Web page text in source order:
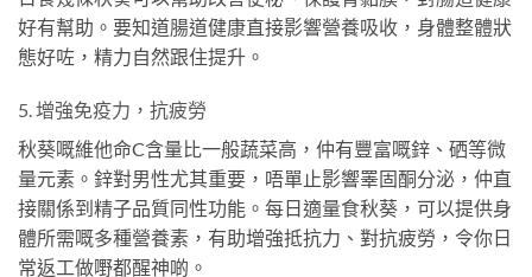
好有幫助。要知道腸道健康直接影響營養吸收，身體整體狀
態好咗，精力自然跟住提升。
5. 增強免疫力，抗疲勞
秋葵嘅維他命C含量比一般蔬菜高，仲有豐富嘅鋅、硒等微
量元素。鋅對男性尤其重要，唔單止影響睪固酮分泌，仲直
接關係到精子品質同性功能。每日適量食秋葵，可以提供身
體所需嘅多種營養素，有助增強抵抗力、對抗疲勞，令你日
常返工做嘢都醒神啲。